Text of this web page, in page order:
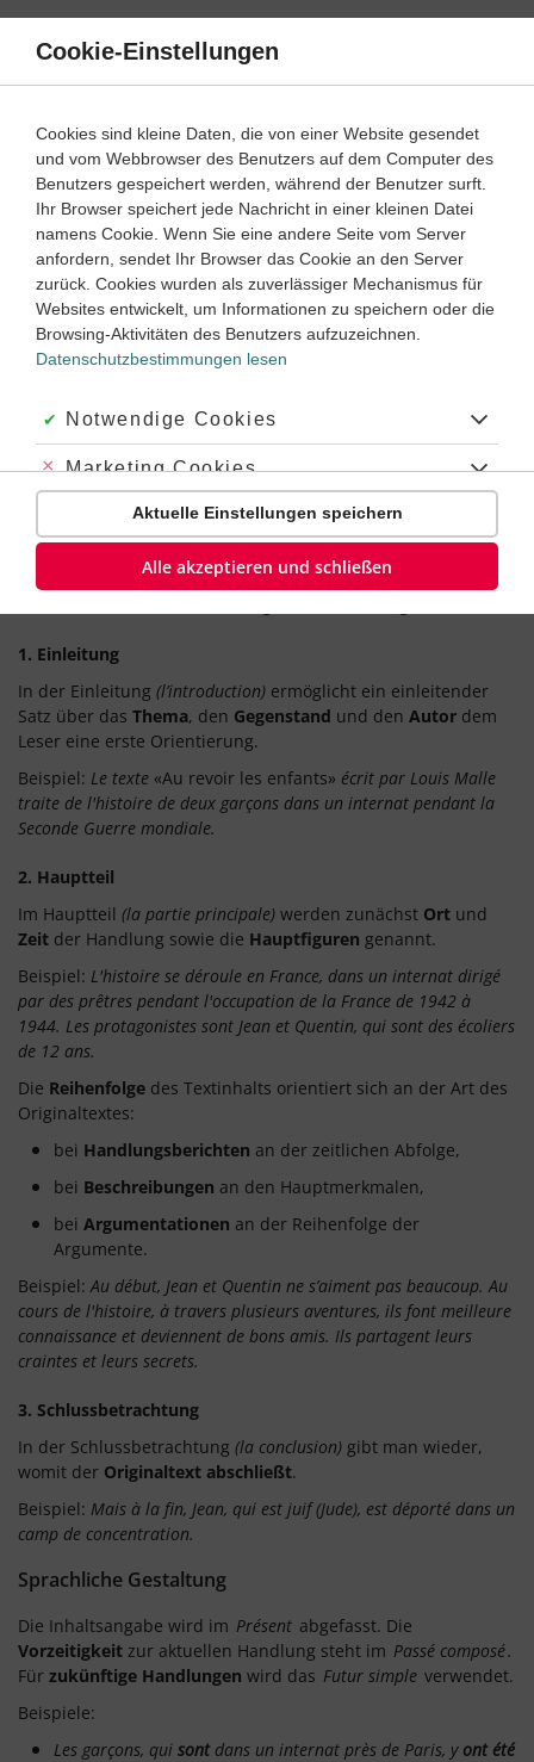
Direkt
Inhalt
Französisch 1. Lernjahr ‐ Abitur
le résumé / Inhaltsangabe
Allgemein
Eine Inhaltsangabe informiert über diewesentlichen
inhaltlichen Aspekteeines Textes und präsentiert sie in
Merkmale und Aufbau
ungefähr ein Drittel des Originals, denTextkern
Sie stelltVerbindungenzwischen denwichtigsten
Inhaltspunktenher.
1. Einleitung
In der Einleitung (l’introduction) ermöglicht ein einleitender
Satz über das Thema, den Gegenstand und den Autor dem
Leser eine erste Orientierung.
Beispiel: Le texte «Au revoir les enfants» écrit par Louis Malle
traite de l'histoire de deux garçons dans un internat pendant la
Seconde Guerre mondiale.
2. Hauptteil
Im Hauptteil (la partie principale) werden zunächst Ort und
Zeit der Handlung sowie die Hauptfiguren genannt.
Beispiel: L'histoire se déroule en France, dans un internat dirigé
par des prêtres pendant l'occupation de la France de 1942 à
1944. Les protagonistes sont Jean et Quentin, qui sont des écoliers
de 12 ans.
Die Reihenfolge des Textinhalts orientiert sich an der Art des
Originaltextes:
bei Handlungsberichten an der zeitlichen Abfolge,
bei Beschreibungen an den Hauptmerkmalen,
bei Argumentationen an der Reihenfolge der
Argumente.
Beispiel:Au début, Jean et Quentin ne s’aiment pas beaucoup. Au
cours de l'histoire, à travers plusieurs aventures, ils font meilleure
connaissance et deviennent de bons amis. Ils partagent leurs
craintes et leurs secrets.
3. Schlussbetrachtung
In der Schlussbetrachtung (la conclusion) gibt man wieder,
womit der Originaltext abschließt.
Beispiel: Mais à la fin, Jean, qui est juif (Jude), est déporté dans un
camp de concentration.
Sprachliche Gestaltung
Die Inhaltsangabe wird im Présent abgefasst. Die
Vorzeitigkeit zur aktuellen Handlung steht im Passé composé.
Für zukünftige Handlungen wird das Futur simple verwendet.
Beispiele:
Les garçons, qui sontdans un internat près de Paris, y ont été
Cookie-Einstellungen
Cookies sind kleine Daten, die von einer Website gesendet
und vom Webbrowser des Benutzers auf dem Computer des
Benutzers gespeichert werden, während der Benutzer surft.
Ihr Browser speichert jede Nachricht in einer kleinen Datei
namens Cookie. Wenn Sie eine andere Seite vom Server
anfordern, sendet Ihr Browser das Cookie an den Server
zurück. Cookies wurden als zuverlässiger Mechanismus für
Websites entwickelt, um Informationen zu speichern oder die
Browsing-Aktivitäten des Benutzers aufzuzeichnen.
Datenschutzbestimmungen lesen
Akzeptiert:
Notwendige Cookies
Abgelehnt:
Marketing Cookies
Abgelehnt:
Personalisierungs-Cookies
Aktuelle Einstellungen speichern
Alle akzeptieren und schließen